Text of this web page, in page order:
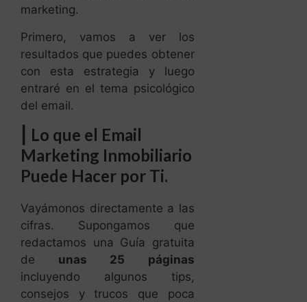
marketing.
Primero, vamos a ver los
resultados que puedes obtener
con esta estrategia y luego
entraré en el tema psicológico
del email.
Lo que el Email
Marketing Inmobiliario
Puede Hacer por Ti.
Vayámonos directamente a las
cifras. Supongamos que
redactamos una Guía gratuita
de unas 25 páginas
incluyendo algunos tips,
consejos y trucos que poca